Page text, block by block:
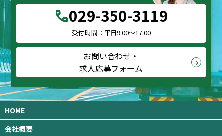
call029-350-3119
受付時間：平日9:00～17:00
お問い合わせ・
求人応募フォーム
arrow_forward
HOME
会社概要